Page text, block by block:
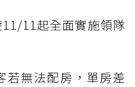
11起全面實施領隊
若無法配房，單房差